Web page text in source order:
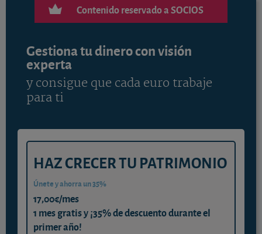
Contenido reservado a SOCIOS
Gestiona tu dinero con visión
experta
y consigue que cada euro trabaje
para ti
HAZ CRECER TU PATRIMONIO
Únete y ahorra un 35%
17,00€/mes
1 mes gratis y ¡35% de descuento durante el
primer año!